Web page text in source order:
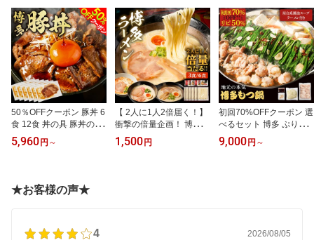
50％OFFクーポン 豚丼 6
食 12食 丼の具 豚丼の具
豚肉 丼ぶり 丼 冷凍食品
冷凍 惣菜 お惣菜 簡単調
量 セット まとめ買い お
取り寄せ 冷凍 冷食 おか
5,960円 ～
【 2人に1人2倍届く！】
衝撃の倍量企画！ 博多ラ
ーメン 3種 食べ比べ セッ
ト 博多 豚骨 ラーメン 久
1,500円
初回70%OFFクーポン 選
べるセット 博多 ぷりも
つ鍋 もつ鍋 もつ 牛もつ
ホルモン 鍋セット 鍋料
9,000円 ～
★お客様の声★
4 2026/08/05